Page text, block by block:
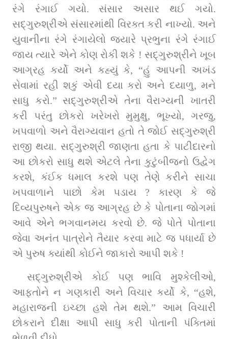
રંગે રંગાઈ ગયો. સંસાર અસાર થઈ ગયો.
સદ્‌ગુરુશ્રીએ સંસારમાંથી વિરક્ત કરી નાખ્યો. અને
યુવાનીના રંગે રંગાયેલો જ્યારે પ્રભુના રંગે રંગાઈ
જાય ત્યારે એને કોણ રોકી શકે ! સદ્‌ગુરુશ્રીને ખૂબ
આગ્રહ કર્યો અને કહ્યું કે, “હું આપની અખંડ
સેવામાં રહી શકું એવી દયા કરો અને દયાળુ, મને
સાધુ કરો.” સદ્‌ગુરુશ્રીએ તેના વૈરાગ્યની ખાતરી
કરી પરંતુ છોકરો ખરેખરો મુમુક્ષુ, ભૂખ્યો, ગરજુ,
ખપવાળો અને વૈરાગ્યવાન હતો તે જોઈ સદ્‌ગુરુશ્રી
રાજી થયા. સદ્‌ગુરુશ્રી જાણતા હતા કે પાટીદારનો
આ છોકરો સાધુ થશે એટલે તેના કુટુંબીજનો ઉદ્વેગ
કરશે, કંઈક ધમાલ કરશે પણ તેણે કરીને સાચા
ખપવાળાને પાછો કેમ પડાય ? કારણ કે જે
દિવ્યપુરુષને એક જ આગ્રહ છે કે પોતાના જોગમાં
આવે એને ભગવાનમય કરવો છે. જે પોતે પોતાના
જેવા અનંત પાત્રોને તૈયાર કરવા માટે જ પધાર્યા છે
એ પુરુષ ક્યાંથી કોઈને જાકારો આપી શકે !
સદ્‌ગુરુશ્રીએ કોઈ પણ ભાવિ મુશ્કેલીઓ,
આફતોને ન ગણકારી અને વિચાર કર્યો કે, “હશે,
મહારાજની ઇચ્છા હશે તેમ થશે.” આમ વિચારી
છોકરાને દીક્ષા આપી સાધુ કરી પોતાની પંક્તિમાં